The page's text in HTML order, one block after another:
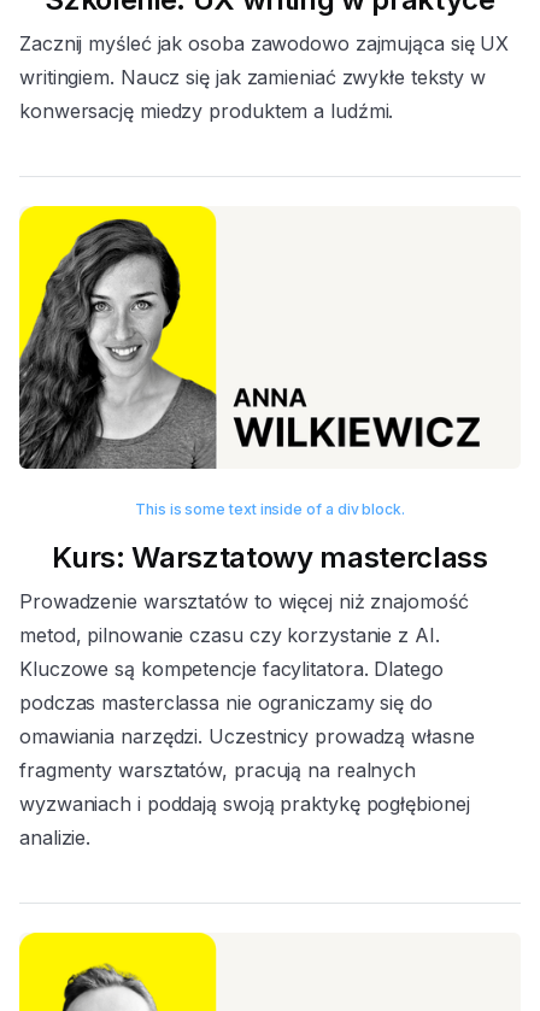
Zacznij myśleć jak osoba zawodowo zajmująca się UX
writingiem. Naucz się jak zamieniać zwykłe teksty w
konwersację miedzy produktem a ludźmi.
Kurs: Warsztatowy masterclass
Prowadzenie warsztatów to więcej niż znajomość
metod, pilnowanie czasu czy korzystanie z AI.
Kluczowe są kompetencje facylitatora. Dlatego
podczas masterclassa nie ograniczamy się do
omawiania narzędzi. Uczestnicy prowadzą własne
fragmenty warsztatów, pracują na realnych
wyzwaniach i poddają swoją praktykę pogłębionej
analizie.
This is some text inside of a div block.